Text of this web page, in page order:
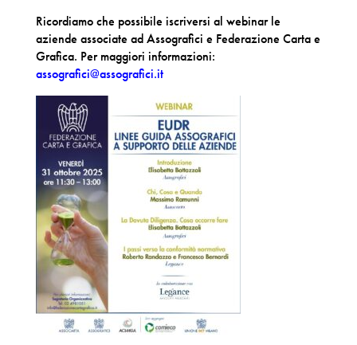
Ricordiamo che possibile iscriversi al webinar le
aziende associate ad Assografici e Federazione Carta e
Grafica. Per maggiori informazioni:
assografici@assografici.it